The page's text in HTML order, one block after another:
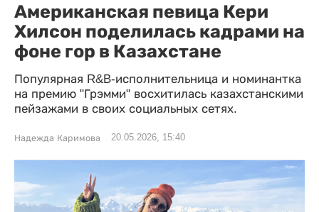
Американская певица Кери
Хилсон поделилась кадрами на
фоне гор в Казахстане
Популярная R&B-исполнительница и номинантка
на премию "Грэмми" восхитилась казахстанскими
пейзажами в своих социальных сетях.
Надежда Каримова 20.05.2026, 15:40